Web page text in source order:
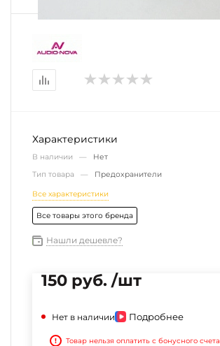
Характеристики
В наличии — Нет
Тип товара — Предохранители
Все характеристики
Все товары этого бренда
Нашли дешевле?
150 руб. /шт
Нет в наличии Подробнее
! Товар нельзя оплатить с бонусного счета